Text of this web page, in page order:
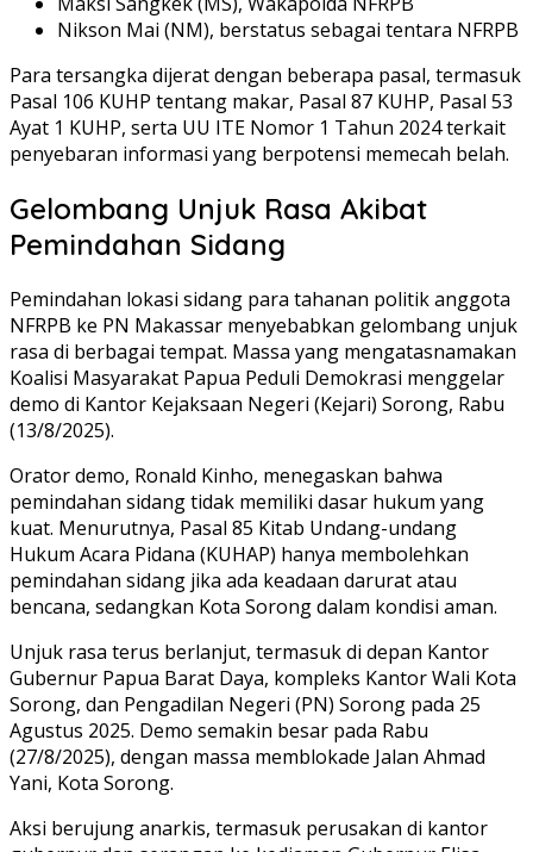
Nikson Mai (NM), berstatus sebagai tentara NFRPB
Para tersangka dijerat dengan beberapa pasal, termasuk
Pasal 106 KUHP tentang makar, Pasal 87 KUHP, Pasal 53
Ayat 1 KUHP, serta UU ITE Nomor 1 Tahun 2024 terkait
penyebaran informasi yang berpotensi memecah belah.
Gelombang Unjuk Rasa Akibat
Pemindahan Sidang
Pemindahan lokasi sidang para tahanan politik anggota
NFRPB ke PN Makassar menyebabkan gelombang unjuk
rasa di berbagai tempat. Massa yang mengatasnamakan
Koalisi Masyarakat Papua Peduli Demokrasi menggelar
demo di Kantor Kejaksaan Negeri (Kejari) Sorong, Rabu
(13/8/2025).
Orator demo, Ronald Kinho, menegaskan bahwa
pemindahan sidang tidak memiliki dasar hukum yang
kuat. Menurutnya, Pasal 85 Kitab Undang-undang
Hukum Acara Pidana (KUHAP) hanya membolehkan
pemindahan sidang jika ada keadaan darurat atau
bencana, sedangkan Kota Sorong dalam kondisi aman.
Unjuk rasa terus berlanjut, termasuk di depan Kantor
Gubernur Papua Barat Daya, kompleks Kantor Wali Kota
Sorong, dan Pengadilan Negeri (PN) Sorong pada 25
Agustus 2025. Demo semakin besar pada Rabu
(27/8/2025), dengan massa memblokade Jalan Ahmad
Yani, Kota Sorong.
Aksi berujung anarkis, termasuk perusakan di kantor